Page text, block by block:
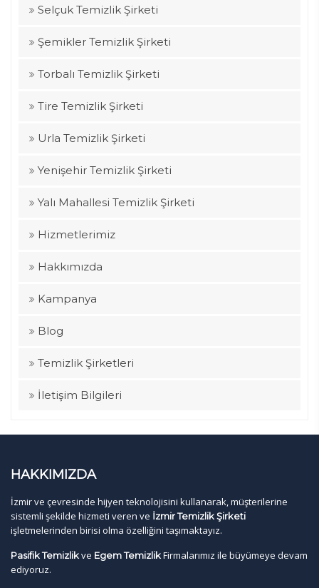
Selçuk Temizlik Şirketi
Şemikler Temizlik Şirketi
Torbalı Temizlik Şirketi
Tire Temizlik Şirketi
Urla Temizlik Şirketi
Yenişehir Temizlik Şirketi
Yalı Mahallesi Temizlik Şirketi
Hizmetlerimiz
Hakkımızda
Kampanya
Blog
Temizlik Şirketleri
İletişim Bilgileri
HAKKIMIZDA
İzmir ve çevresinde hijyen teknolojisini kullanarak, müşterilerine
sistemli şekilde hizmeti veren ve İzmir Temizlik Şirketi
işletmelerinden birisi olma özelliğini taşımaktayız.
Pasifik Temizlikve Egem TemizlikFirmalarımız ile büyümeye devam
ediyoruz.